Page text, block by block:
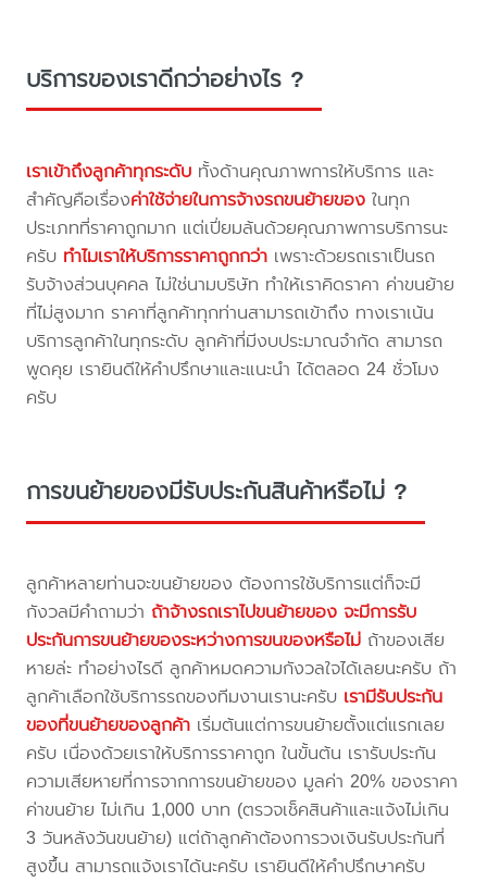
บริการของเราดีกว่าอย่างไร ?
เราเข้าถึงลูกค้าทุกระดับ ทั้งด้านคุณภาพการให้บริการ และ
สำคัญคือเรื่องค่าใช้จ่ายในการจ้างรถขนย้ายของ ในทุก
ประเภทที่ราคาถูกมาก แต่เปี่ยมล้นด้วยคุณภาพการบริการนะ
ครับ ทำไมเราให้บริการราคาถูกกว่า เพราะด้วยรถเราเป็นรถ
รับจ้างส่วนบุคคล ไม่ใช่นามบริษัท ทำให้เราคิดราคา ค่าขนย้าย
ที่ไม่สูงมาก ราคาที่ลูกค้าทุกท่านสามารถเข้าถึง ทางเราเน้น
บริการลูกค้าในทุกระดับ ลูกค้าที่มีงบประมาณจำกัด สามารถ
พูดคุย เรายินดีให้คำปรึกษาและแนะนำ ได้ตลอด 24 ชั่วโมง
ครับ
การขนย้ายของมีรับประกันสินค้าหรือไม่ ?
ลูกค้าหลายท่านจะขนย้ายของ ต้องการใช้บริการแต่ก็จะมี
กังวลมีคำถามว่า ถ้าจ้างรถเราไปขนย้ายของ จะมีการรับ
ประกันการขนย้ายของระหว่างการขนของหรือไม่ ถ้าของเสีย
หายล่ะ ทำอย่างไรดี ลูกค้าหมดความกังวลใจได้เลยนะครับ ถ้า
ลูกค้าเลือกใช้บริการรถของทีมงานเรานะครับ เรามีรับประกัน
ของที่ขนย้ายของลูกค้า เริ่มต้นแต่การขนย้ายตั้งแต่แรกเลย
ครับ เนื่องด้วยเราให้บริการราคาถูก ในขั้นต้น เรารับประกัน
ความเสียหายที่การจากการขนย้ายของ มูลค่า 20% ของราคา
ค่าขนย้าย ไม่เกิน 1,000 บาท (ตรวจเช็คสินค้าและแจ้งไม่เกิน
3 วันหลังวันขนย้าย) แต่ถ้าลูกค้าต้องการวงเงินรับประกันที่
สูงขึ้น สามารถแจ้งเราได้นะครับ เรายินดีให้คำปรึกษาครับ